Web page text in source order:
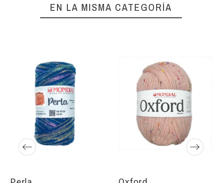
EN LA MISMA CATEGORÍA